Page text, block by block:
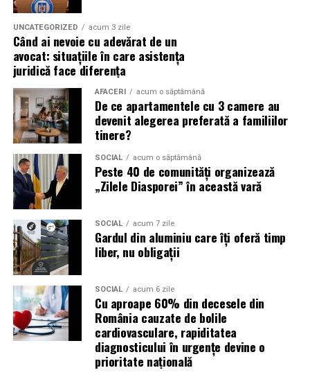
Campania „Aleg să fiu vizibilă” (
este doar despre fotografie. Este despre o decizie pe
care fiecare dintre aceste femei a luat-o conștient: să nu
mai lase calitatea muncii lor să rămână un secret bine
păzit.
România are sute de mii de femei antreprenor. Mulți
dintre cei care ar beneficia de serviciile lor nu le cunosc,
nu pentru că nu le caută, ci pentru că nu le găsesc.
Vizibilitatea profesională nu este vanitate. Este o parte
din afacere.
Asociația Antreprenoare.ro a construit, prin această
campanie, o arhivă de povești reale. Toate participantele
din prima rundă vor apărea pe prima pagină a
antreprenoare.rotimp de un an.
Campania #AlegSaFiuVizibila
continuă
„Aleg să fiu vizibilă” se extinde în noi orașe. Sesiunile de
fotografie de brand personal și micro-interviurile cu
UNCATEGORIZED acum 3 zile
Când ai nevoie cu adevărat de un
avocat: situațiile în care asistența
juridică face diferența
AFACERI acum o săptămână
De ce apartamentele cu 3 camere au
devenit alegerea preferată a familiilor
tinere?
SOCIAL acum o săptămână
Peste 40 de comunități organizează
„Zilele Diasporei” în această vară
SOCIAL acum 7 zile
Gardul din aluminiu care îți oferă timp
liber, nu obligații
SOCIAL acum 6 zile
Cu aproape 60% din decesele din
România cauzate de bolile
cardiovasculare, rapiditatea
diagnosticului în urgențe devine o
prioritate națională